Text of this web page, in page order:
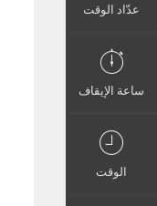
عدّاد الوقت
ساعة الإيقاف
الوقت